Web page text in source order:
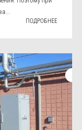
ПОДРОБНЕЕ